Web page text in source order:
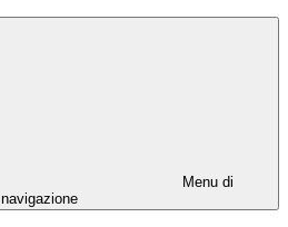
Menu di
navigazione